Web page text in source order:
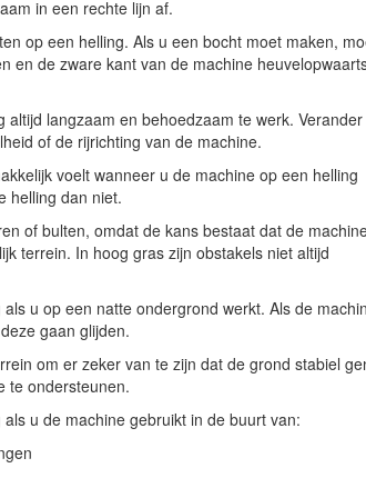
in een rechte lijn af.
op een helling. Als u een bocht moet maken,
en de zware kant van de machine
altijd langzaam en behoedzaam te werk.
of de rijrichting van de machine.
voelt wanneer u de machine op een helling
helling dan niet.
of bulten, omdat de kans bestaat dat de
terrein. In hoog gras zijn obstakels niet altijd
u op een natte ondergrond werkt. Als de
gaan glijden.
om er zeker van te zijn dat de grond stabiel
te ondersteunen.
u de machine gebruikt in de buurt van:
gemarkeerd worden op de locatie of in het
begrijpt voordat u de machine start.
ervoor dat u met niets anders bezig bent
de machine nooit gebruiken.
onderdelen en werktuigen.
aanwezig zijn en naar behoren
voordat u onderhoudswerkzaamheden
hebben. Om het risico op letsel te verkleinen,
te letten, dat betekent Voorzichtig,
of dodelijk letsel.